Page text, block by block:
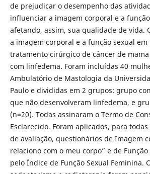
de prejudicar o desempenho das
influenciar a imagem corporal e a
afetando, assim, sua qualidade de vida.
a imagem corporal e a função sexual
tratamento cirúrgico de câncer de
com linfedema. Foram incluídas 40
Ambulatório de Mastologia da
Paulo e divididas em 2 grupos: grupo
que não desenvolveram linfedema, e
(n=20). Todas assinaram o Termo de
Esclarecido. Foram aplicados, para
de avaliação, questionários de Imagem
relaciono com o meu corpo” e de
pelo Índice de Função Sexual Feminina.